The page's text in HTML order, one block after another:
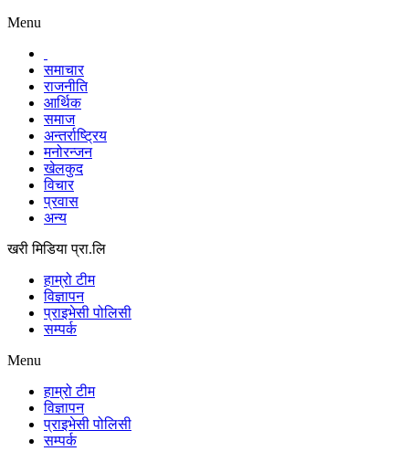
Menu
समाचार
राजनीति
आर्थिक
समाज
अन्तर्राष्ट्रिय
मनोरन्जन
खेलकुद
विचार
प्रवास
अन्य
खरी मिडिया प्रा.लि
हाम्रो टीम
विज्ञापन
प्राइभेसी पोलिसी
सम्पर्क
Menu
हाम्रो टीम
विज्ञापन
प्राइभेसी पोलिसी
सम्पर्क